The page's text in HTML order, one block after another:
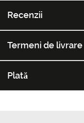
Recenzii
Termeni de livrare
Plată